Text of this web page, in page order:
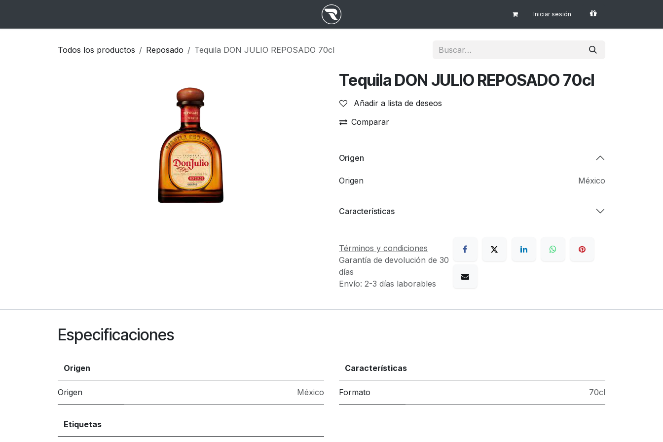
Iniciar sesión
Todos los productos Reposado Tequila DON JULIO REPOSADO 70cl
Tequila DON JULIO REPOSADO 70cl
Añadir a lista de deseos
Comparar
Origen
Origen México
Características
Términos y condiciones
Garantía de devolución de 30
días
Envío: 2-3 días laborables
Especificaciones
Origen
Origen México
Características
Formato 70cl
Etiquetas